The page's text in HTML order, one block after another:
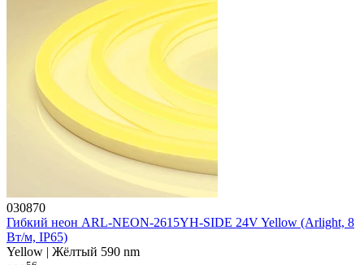
030870
Гибкий неон ARL-NEON-2615YH-SIDE 24V Yellow (Arlight, 8
Вт/м, IP65)
Yellow | Жёлтый 590 nm